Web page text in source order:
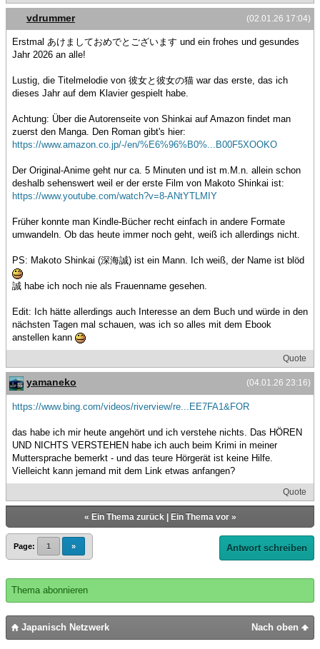
(02.01.26 17:04)
vdrummer
Erstmal あけましておめでとございます und ein frohes und gesundes
Jahr 2026 an alle!
Lustig, die Titelmelodie von 彼女と彼女の猫 war das erste, das ich
dieses Jahr auf dem Klavier gespielt habe.
Achtung: Über die Autorenseite von Shinkai auf Amazon findet man
zuerst den Manga. Den Roman gibt's hier:
https://www.amazon.co.jp/-/en/%E6%96%B0%...B00F5XOOKO
Der Original-Anime geht nur ca. 5 Minuten und ist m.M.n. allein schon
deshalb sehenswert weil er der erste Film von Makoto Shinkai ist:
https://www.youtube.com/watch?v=8-ANtYTLMIY
Früher konnte man Kindle-Bücher recht einfach in andere Formate
umwandeln. Ob das heute immer noch geht, weiß ich allerdings nicht.
PS: Makoto Shinkai (深海誠) ist ein Mann. Ich weiß, der Name ist blöd
誠 habe ich noch nie als Frauenname gesehen.
Edit: Ich hätte allerdings auch Interesse an dem Buch und würde in den
nächsten Tagen mal schauen, was ich so alles mit dem Ebook
anstellen kann
Quote
(04.01.26 23:16)
yamaneko
https://www.bing.com/videos/riverview/re...EE7FA1&FOR
das habe ich mir heute angehört und ich verstehe nichts. Das HÖREN
UND NICHTS VERSTEHEN habe ich auch beim Krimi in meiner
Muttersprache bemerkt - und das teure Hörgerät ist keine Hilfe.
Vielleicht kann jemand mit dem Link etwas anfangen?
Quote
« Ein Thema zurück| Ein Thema vor»
Page: 1 » Antwort schreiben
Thema abonnieren
Nach oben
Japanisch Netzwerk